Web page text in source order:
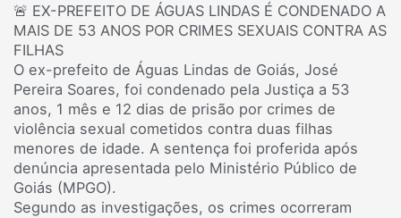
🚨 EX-PREFEITO DE ÁGUAS LINDAS É CONDENADO A
MAIS DE 53 ANOS POR CRIMES SEXUAIS CONTRA AS
FILHAS
O ex-prefeito de Águas Lindas de Goiás, José
Pereira Soares, foi condenado pela Justiça a 53
anos, 1 mês e 12 dias de prisão por crimes de
violência sexual cometidos contra duas filhas
menores de idade. A sentença foi proferida após
denúncia apresentada pelo Ministério Público de
Goiás (MPGO).
Segundo as investigações, os crimes ocorreram